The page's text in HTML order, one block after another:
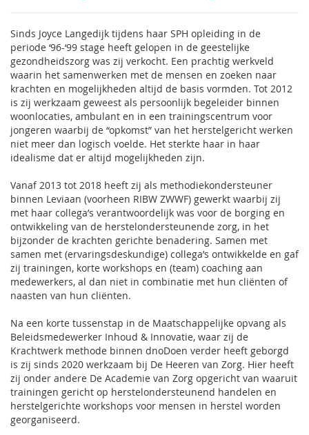
Sinds Joyce Langedijk tijdens haar SPH opleiding in de
periode ‘96-‘99 stage heeft gelopen in de geestelijke
gezondheidszorg was zij verkocht. Een prachtig werkveld
waarin het samenwerken met de mensen en zoeken naar
krachten en mogelijkheden altijd de basis vormden. Tot 2012
is zij werkzaam geweest als persoonlijk begeleider binnen
woonlocaties, ambulant en in een trainingscentrum voor
jongeren waarbij de “opkomst” van het herstelgericht werken
niet meer dan logisch voelde. Het sterkte haar in haar
idealisme dat er altijd mogelijkheden zijn.
Vanaf 2013 tot 2018 heeft zij als methodiekondersteuner
binnen Leviaan (voorheen RIBW ZWWF) gewerkt waarbij zij
met haar collega’s verantwoordelijk was voor de borging en
ontwikkeling van de herstelondersteunende zorg, in het
bijzonder de krachten gerichte benadering. Samen met
samen met (ervaringsdeskundige) collega’s ontwikkelde en gaf
zij trainingen, korte workshops en (team) coaching aan
medewerkers, al dan niet in combinatie met hun cliënten of
naasten van hun cliënten.
Na een korte tussenstap in de Maatschappelijke opvang als
Beleidsmedewerker Inhoud & Innovatie, waar zij de
Krachtwerk methode binnen dnoDoen verder heeft geborgd
is zij sinds 2020 werkzaam bij De Heeren van Zorg. Hier heeft
zij onder andere De Academie van Zorg opgericht van waaruit
trainingen gericht op herstelondersteunend handelen en
herstelgerichte workshops voor mensen in herstel worden
georganiseerd.